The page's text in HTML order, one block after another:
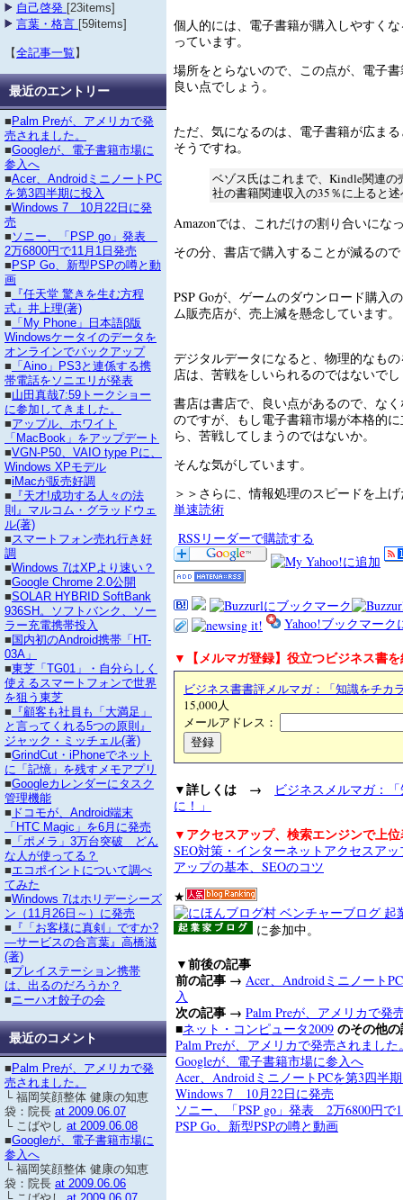
個人的には、電子書籍が購入しやすく
っています。
場所をとらないので、この点が、電子
良い点でしょう。
ただ、気になるのは、電子書籍が広ま
そうですね。
ベゾス氏はこれまで、Kindle関連の
社の書籍関連収入の35％に上ると
Amazonでは、これだけの割り合いにな
その分、書店で購入することが減るの
PSP Goが、ゲームのダウンロード購入
ム販売店が、売上減を懸念しています。
デジタルデータになると、物理的なも
店は、苦戦をしいられるのではないで
書店は書店で、良い点があるので、な
のですが、もし電子書籍市場が本格的
ら、苦戦してしまうのではないか。
そんな気がしています。
＞＞さらに、情報処理のスピードを
単速読術
RSSリーダーで購読する
Yahoo!ブックマーク
▼【メルマガ登録】役立つビジネス書
ビジネス書書評メルマガ：「知識をチカ
15,000人
メールアドレス：
▼詳しくは →
ビジネスメルマガ：
に！」
▼アクセスアップ、検索エンジンで上
SEO対策・インターネットアクセスア
アップの基本、SEOのコツ
★
に参加中。
▼前後の記事
前の記事 → Acer、Androidミニノート
入
次の記事 → Palm Preが、アメリカで発
■ネット・コンピュータ2009 のその他
Palm Preが、アメリカで発売されました
Googleが、電子書籍市場に参入へ
Acer、AndroidミニノートPCを第3四半
Windows 7 10月22日に発売
ソニー、「PSP go」発表 2万6800円で
PSP Go、新型PSPの噂と動画
自己啓発 [23items]
言葉・格言 [59items]
【全記事一覧 】
最近のエントリー
■ Palm Preが、アメリカで発
売されました。
■Googleが、電子書籍市場に
参入へ
■Acer、AndroidミニノートPC
を第3四半期に投入
■Windows 7 10月22日に発
売
■ ソニー、「PSP go」発表
2万6800円で11月1日発売
■ PSP Go、新型PSPの噂と動
画
■ 『任天堂 驚きを生む方程
式』井上理(著)
■ 「My Phone」日本語β版
Windowsケータイのデータを
オンラインでバックアップ
■ 「Aino」PS3と連係する携
帯電話をソニエリが発表
■山田真哉7:59トークショー
に参加してきました。
■アップル、ホワイト
「MacBook」をアップデート
■VGN-P50、VAIO type Pに、
Windows XPモデル
■iMacが販売好調
■ 『天才!成功する人々の法
則』マルコム・グラッドウェ
ル(著)
■スマートフォン売れ行き好
調
■Windows 7はXPより速い？
■Google Chrome 2.0公開
■SOLAR HYBRID SoftBank
936SH。ソフトバンク、ソー
ラー充電携帯投入
■ 国内初のAndroid携帯「HT-
03A」
■東芝「TG01」・自分らしく
使えるスマートフォンで世界
を狙う東芝
■ 『顧客も社員も「大満足」
と言ってくれる5つの原則』
ジャック・ミッチェル(著)
■GrindCut・iPhoneでネット
に「記憶」を残すメモアプリ
■Googleカレンダーにタスク
管理機能
■ ドコモが、Android端末
「HTC Magic」を6月に発売
■ 「ポメラ」3万台突破 どん
な人が使ってる？
■エコポイントについて調べ
てみた
■Windows 7はホリデーシーズ
ン（11月26日～）に発売
■ 『「お客様に真剣」ですか?
―サービスの合言葉』高橋滋
(著)
■プレイステーション携帯
は、出るのだろうか？
■ニーハオ餃子の会
最近のコメント
■ Palm Preが、アメリカで発
売されました。
└ 福岡笑顔整体 健康の知恵
袋：院長 at 2009.06.07
└ こばやし at 2009.06.08
■Googleが、電子書籍市場に
参入へ
└ 福岡笑顔整体 健康の知恵
袋：院長 at 2009.06.06